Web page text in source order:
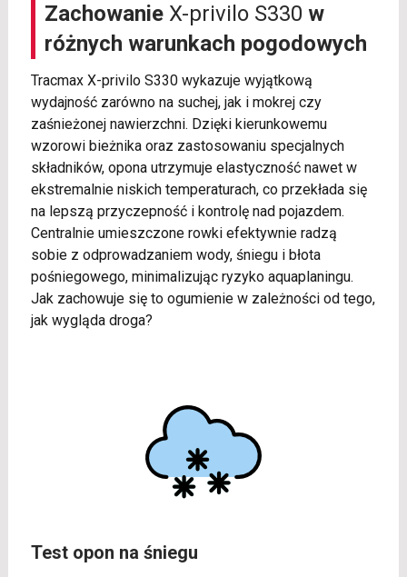
ZachowanieX-privilo S330 w
różnych warunkach pogodowych
Tracmax X-privilo S330 wykazuje wyjątkową
wydajność zarówno na suchej, jak i mokrej czy
zaśnieżonej nawierzchni. Dzięki kierunkowemu
wzorowi bieżnika oraz zastosowaniu specjalnych
składników, opona utrzymuje elastyczność nawet w
ekstremalnie niskich temperaturach, co przekłada się
na lepszą przyczepność i kontrolę nad pojazdem.
Centralnie umieszczone rowki efektywnie radzą
sobie z odprowadzaniem wody, śniegu i błota
pośniegowego, minimalizując ryzyko aquaplaningu.
Jak zachowuje się to ogumienie w zależności od tego,
jak wygląda droga?
Test opon na śniegu